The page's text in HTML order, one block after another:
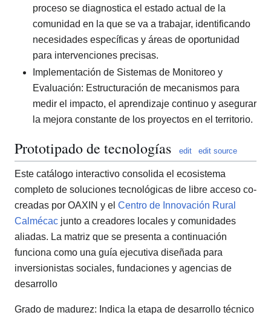
proceso se diagnostica el estado actual de la
comunidad en la que se va a trabajar, identificando
necesidades específicas y áreas de oportunidad
para intervenciones precisas.
Implementación de Sistemas de Monitoreo y
Evaluación: Estructuración de mecanismos para
medir el impacto, el aprendizaje continuo y asegurar
la mejora constante de los proyectos en el territorio.
Prototipado de tecnologías edit edit source
Este catálogo interactivo consolida el ecosistema
completo de soluciones tecnológicas de libre acceso co-
creadas por OAXIN y el Centro de Innovación Rural
Calmécac junto a creadores locales y comunidades
aliadas. La matriz que se presenta a continuación
funciona como una guía ejecutiva diseñada para
inversionistas sociales, fundaciones y agencias de
desarrollo
Grado de madurez: Indica la etapa de desarrollo técnico